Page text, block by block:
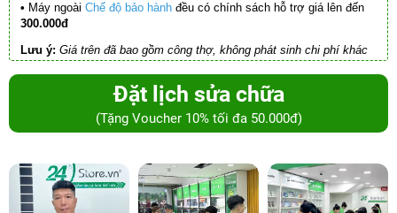
• Máy ngoài Chế độ bảo hành đều có chính sách hỗ trợ giá lên đến
300.000đ
Lưu ý: Giá trên đã bao gồm công thợ, không phát sinh chi phí khác
Đặt lịch sửa chữa
(Tặng Voucher 10% tối đa 50.000đ)